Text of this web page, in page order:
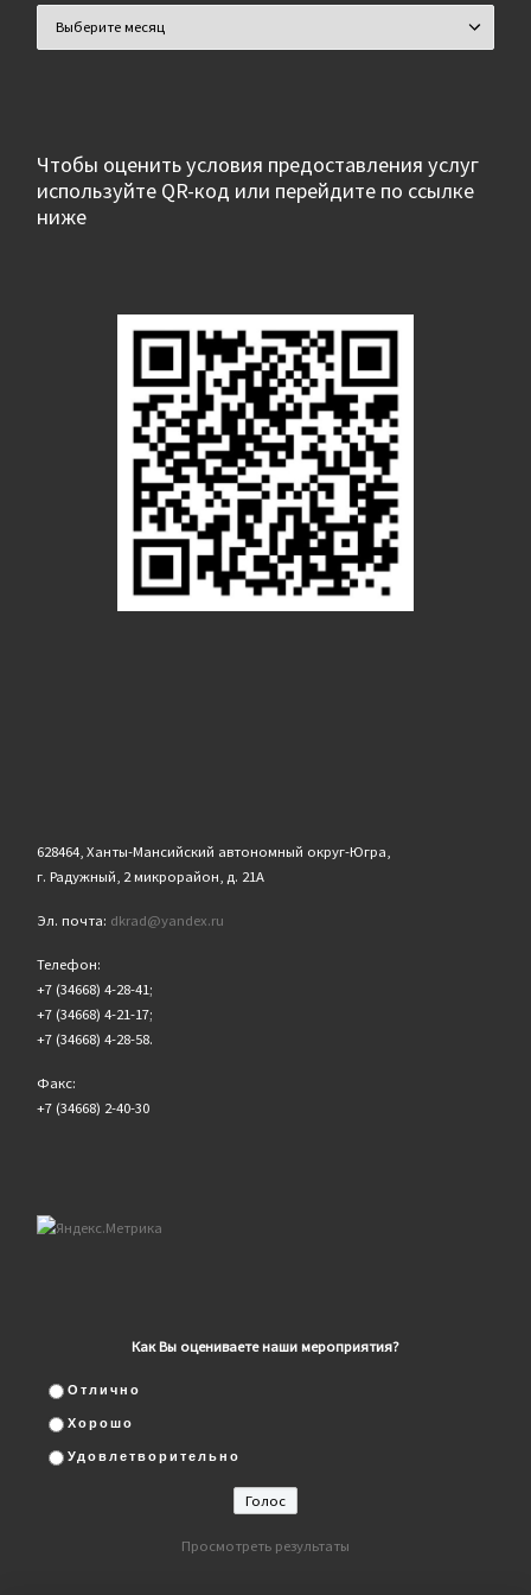
Чтобы оценить условия предоставления услуг
используйте QR-код или перейдите по ссылке
ниже
628464, Ханты-Мансийский автономный округ-Югра,
г. Радужный, 2 микрорайон, д. 21А
Эл. почта: dkrad@yandex.ru
Телефон:
+7 (34668) 4-28-41;
+7 (34668) 4-21-17;
+7 (34668) 4-28-58.
Факс:
+7 (34668) 2-40-30
Как Вы оцениваете наши мероприятия?
Отлично
Хорошо
Удовлетворительно
Просмотреть результаты